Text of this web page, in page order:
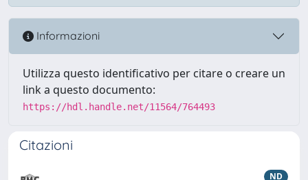
Informazioni
Utilizza questo identificativo per citare o creare un
link a questo documento:
https://hdl.handle.net/11564/764493
Citazioni
ND